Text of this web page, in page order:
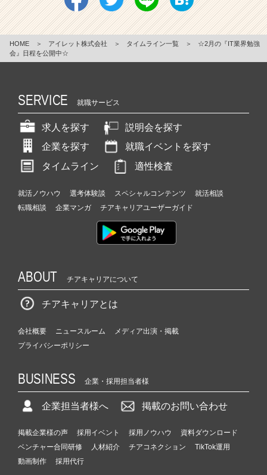
HOME ＞ アイレット株式会社 ＞ タイムライン一覧 ＞
☆2月の『IT業界勉強
会』日程を公開中☆
SERVICE 就職サービス
求人を探す
説明会を探す
企業を探す
就職イベントを探す
タイムライン
適性検査
就活ノウハウ 選考体験談 スペシャルコンテンツ
就活相談
転職相談
企業マンガ チアキャリアユーザーガイド
ABOUT チアキャリアについて
チアキャリアとは
会社概要 ニュースルーム
メディア出演・掲載
プライバシーポリシー
BUSINESS 企業・採用担当者様
企業担当者様へ 掲載のお問い合わせ
掲載企業様の声 採用イベント 採用ノウハウ
資料ダウンロード
ベンチャー合同研修
人材紹介 チアコネクション
TikTok運用
動画制作
採用代行